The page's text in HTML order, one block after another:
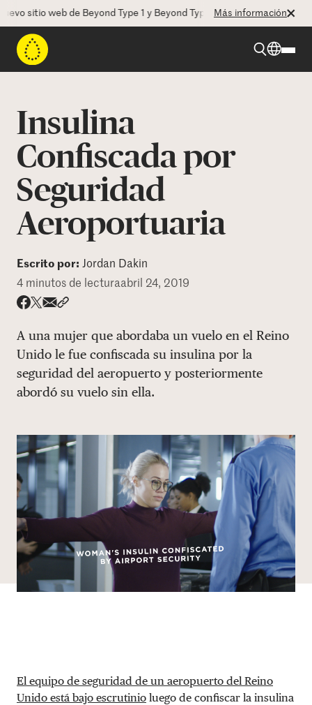
sitio web de Beyond Type 1 y Beyond Type 2! La CEO Deborah
Más información
Recursos
Programas
Quienes somos
DONAR
Insulina
Confiscada por
Seguridad
Aeroportuaria
Escrito por: Jordan Dakin
4 minutos de lecturaabril 24, 2019
A una mujer que abordaba un vuelo en el Reino
Unido le fue confiscada su insulina por la
seguridad del aeropuerto y posteriormente
abordó su vuelo sin ella.
El equipo de seguridad de un aeropuerto del Reino
Unido está bajo escrutinio luego de confiscar la insulina